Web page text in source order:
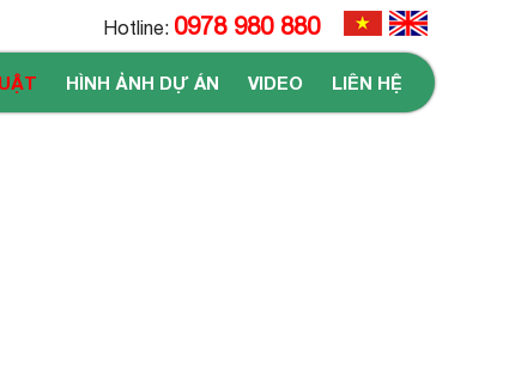
Hotline: 0978 980 880
HÌNH ẢNH DỰ ÁN VIDEO LIÊN HỆ